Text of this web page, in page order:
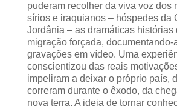
puderam recolher da viva voz dos
sírios e iraquianos – hóspedes da
Jordânia – as dramáticas histórias
migração forçada, documentando-
gravações em vídeo. Uma
conscientizou das reais
impeliram a deixar o próprio país,
correram durante o êxodo, da
nova terra. A ideia de tornar